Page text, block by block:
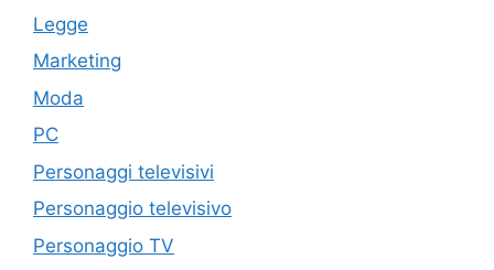
Legge
Marketing
Moda
PC
Personaggi televisivi
Personaggio televisivo
Personaggio TV